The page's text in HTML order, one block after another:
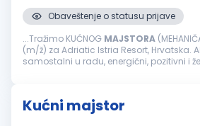
Obaveštenje o statusu prijave
...Tražimo KUĆNOG MAJSTORA
(m/ž) za Adriatic Istria Resort, Hrvatska.
samostalni u radu, energični, pozitivni i
Kućni majstor